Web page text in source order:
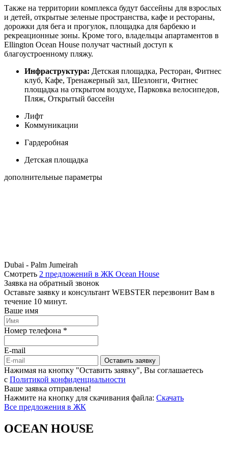
Также на территории комплекса будут бассейны для взрослых
и детей, открытые зеленые пространства, кафе и рестораны,
дорожки для бега и прогулок, площадка для барбекю и
рекреационные зоны. Кроме того, владельцы апартаментов в
Ellington Ocean House получат частный доступ к
благоустроенному пляжу.
Инфраструктура: Детская площадка, Ресторан, Фитнес
клуб, Кафе, Тренажерный зал, Шезлонги, Фитнес
площадка на открытом воздухе, Парковка велосипедов,
Пляж, Открытый бассейн
Лифт
Коммуникации
Гардеробная
Детская площадка
дополнительные параметры
Dubai - Palm Jumeirah
Смотреть 2 предложений в ЖК Ocean House
Заявка на обратный звонок
Оставьте заявку и консультант WEBSTER перезвонит Вам в
течение 10 минут.
Ваше имя
Номер телефона *
E-mail
Оставить заявку
Нажимая на кнопку "Оставить заявку", Вы соглашаетесь
c Политикой конфиденциальности
Ваше заявка отправлена!
Нажмите на кнопку для скачивания файла: Скачать
Все предложения в ЖК
OCEAN HOUSE